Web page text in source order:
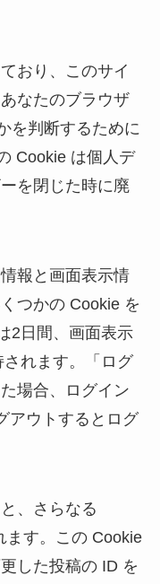
おり、このサイ
なたのブラウザ
を判断するために
Cookie は個人デ
を閉じた時に廃
報と画面表示情
つかの Cookie を
2日間、画面表示
れます。「ログ
場合、ログイン
アウトするとログ
、さらなる
ます。この Cookie
した投稿の ID を